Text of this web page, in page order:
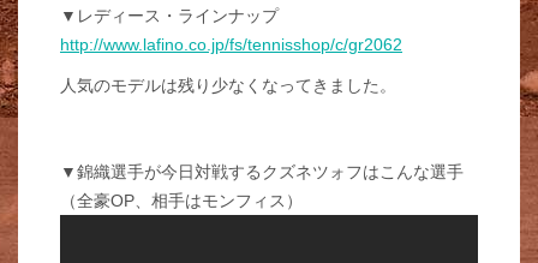
▼レディース・ラインナップ
http://www.lafino.co.jp/fs/tennisshop/c/gr2062
人気のモデルは残り少なくなってきました。
▼錦織選手が今日対戦するクズネツォフはこんな選手
（全豪OP、相手はモンフィス）